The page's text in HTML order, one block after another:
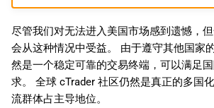
尽管我们对无法进入美国市场感到遗憾，
会从这种情况中受益。 由于遵守其他国家
然是一个稳定可靠的交易终端，可以满足
求。 全球 cTrader 社区仍然是真正的多国
流群体占主导地位。